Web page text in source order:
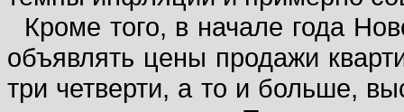
Кроме того, в начале года
объявлять цены продажи
три четверти, а то и больше,